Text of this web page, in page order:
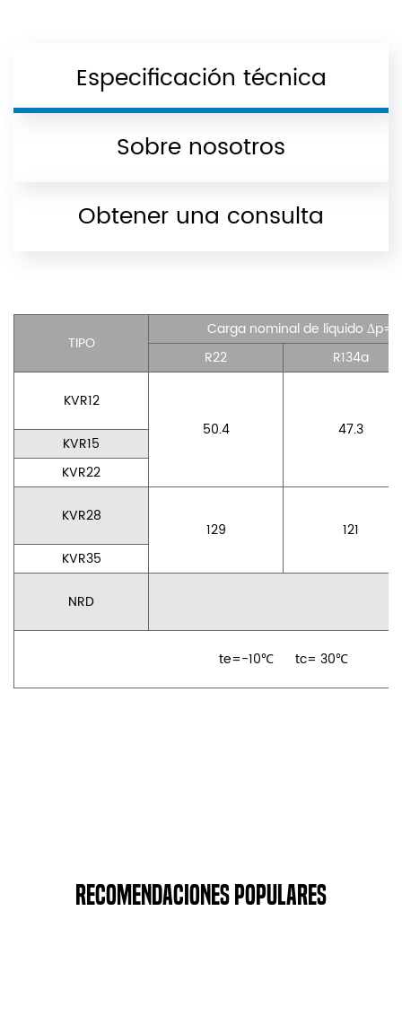
Especificación técnica
Sobre nosotros
Obtener una consulta
TIPO
Carga nominal de líquido
R22
R134a
KVR12
50.4
47.3
KVR15
KVR22
KVR28
129
121
KVR35
NRD
te=-10℃ tc= 30℃
Recomendaciones populares